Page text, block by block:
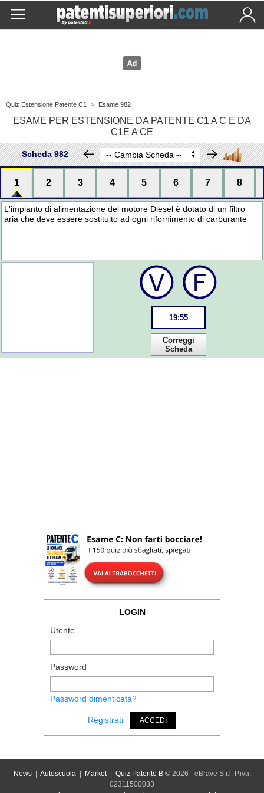
Quiz Estensione Patente C1 > Esame 982
ESAME PER ESTENSIONE DA PATENTE C1 A C E DA
C1E A CE
Scheda 982
1 2 3 4 5 6 7 8
L'impianto di alimentazione del motore Diesel è dotato di un filtro
aria che deve essere sostituito ad ogni rifornimento di carburante
19:54
Correggi
Scheda
LOGIN
Utente
Password
Password dimenticata?
Registrati ACCEDI
News| Autoscuola| Market| Quiz Patente B© 2026 - eBrave S.r.l. P.iva:
02311500033